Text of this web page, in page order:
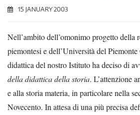
15 JANUARY 2003
Nell’ambito dell’omonimo progetto della
piemontesi e dell’Università del
didattica del nostro Istituto ha deciso di
della didattica della storia. L’attenzione
e alla storia materia, in particolare nella
Novecento. In attesa di una più precisa